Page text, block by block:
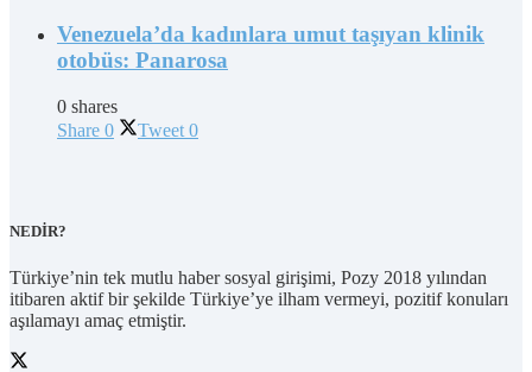
Venezuela’da kadınlara umut taşıyan klinik
otobüs: Panarosa
0 shares
Share 0 Tweet 0
NEDİR?
Türkiye’nin tek mutlu haber sosyal girişimi, Pozy 2018 yılından
itibaren aktif bir şekilde Türkiye’ye ilham vermeyi, pozitif konuları
aşılamayı amaç etmiştir.